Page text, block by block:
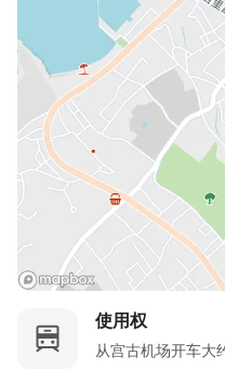
使用权
从宫古机场开车大